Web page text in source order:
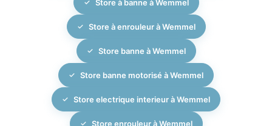
présence ou absence, gestion de la température
intérieure). Cette approche haut de gamme vous
permet de profiter pleinement du confort, de la
sécurité et de l’efficacité énergétique offerts par vos
stores intérieurs et extérieurs sur-mesure.
Store à banne à Wemmel
Store à enrouleur à Wemmel
Store banne à Wemmel
Store banne motorisé à Wemmel
Store electrique interieur à Wemmel
Store enrouleur à Wemmel